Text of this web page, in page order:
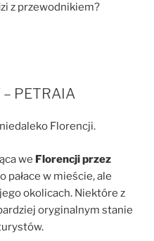
z przewodnikiem?
– PETRAIA
Florencji.
we Florencji przez
pałace w mieście, ale
okolicach. Niektóre z
oryginalnym stanie